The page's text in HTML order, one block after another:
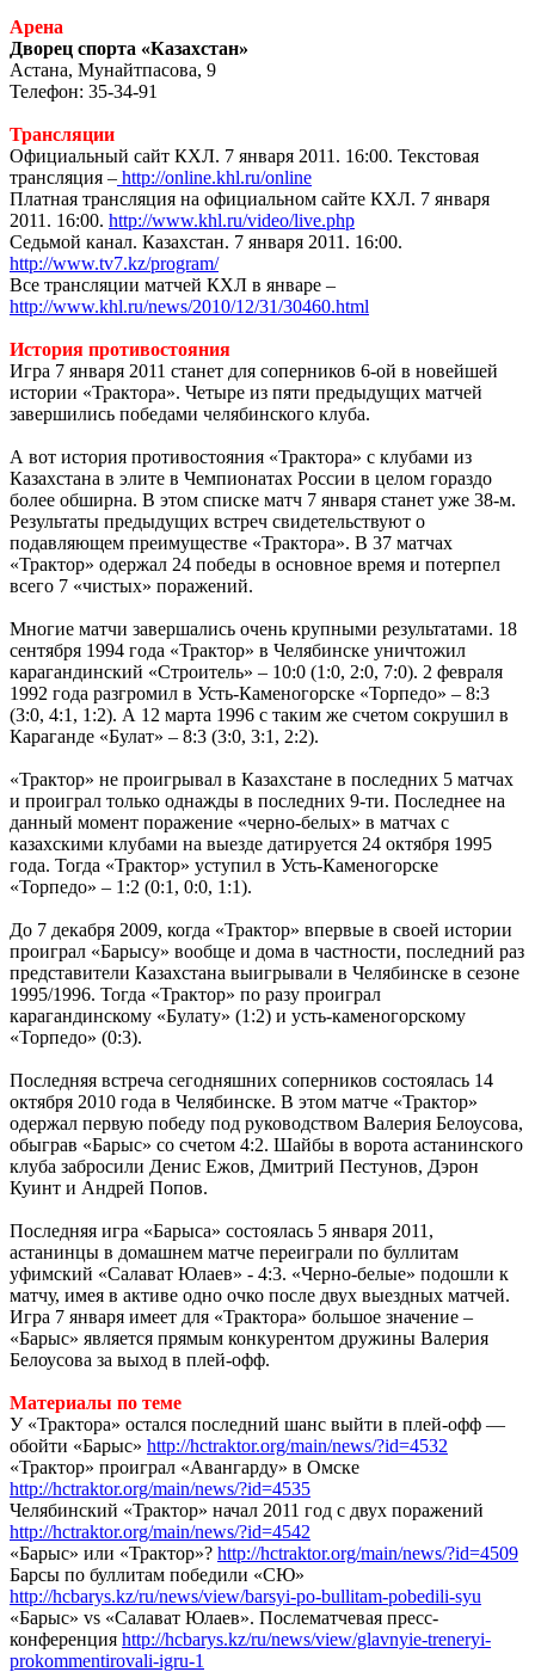
Арена
Дворец спорта «Казахстан»
Астана, Мунайтпасова, 9
Телефон: 35-34-91
Трансляции
Официальный сайт КХЛ. 7 января 2011. 16:00. Текстовая
трансляция – http://online.khl.ru/online
Платная трансляция на официальном сайте КХЛ. 7 января
2011. 16:00. http://www.khl.ru/video/live.php
Седьмой канал. Казахстан. 7 января 2011. 16:00.
http://www.tv7.kz/program/
Все трансляции матчей КХЛ в январе –
http://www.khl.ru/news/2010/12/31/30460.html
История противостояния
Игра 7 января 2011 станет для соперников 6-ой в новейшей
истории «Трактора». Четыре из пяти предыдущих матчей
завершились победами челябинского клуба.
А вот история противостояния «Трактора» с клубами из
Казахстана в элите в Чемпионатах России в целом гораздо
более обширна. В этом списке матч 7 января станет уже 38-м.
Результаты предыдущих встреч свидетельствуют о
подавляющем преимуществе «Трактора». В 37 матчах
«Трактор» одержал 24 победы в основное время и потерпел
всего 7 «чистых» поражений.
Многие матчи завершались очень крупными результатами. 18
сентября 1994 года «Трактор» в Челябинске уничтожил
карагандинский «Строитель» – 10:0 (1:0, 2:0, 7:0). 2 февраля
1992 года разгромил в Усть-Каменогорске «Торпедо» – 8:3
(3:0, 4:1, 1:2). А 12 марта 1996 с таким же счетом сокрушил в
Караганде «Булат» – 8:3 (3:0, 3:1, 2:2).
«Трактор» не проигрывал в Казахстане в последних 5 матчах
и проиграл только однажды в последних 9-ти. Последнее на
данный момент поражение «черно-белых» в матчах с
казахскими клубами на выезде датируется 24 октября 1995
года. Тогда «Трактор» уступил в Усть-Каменогорске
«Торпедо» – 1:2 (0:1, 0:0, 1:1).
До 7 декабря 2009, когда «Трактор» впервые в своей истории
проиграл «Барысу» вообще и дома в частности, последний раз
представители Казахстана выигрывали в Челябинске в сезоне
1995/1996. Тогда «Трактор» по разу проиграл
карагандинскому «Булату» (1:2) и усть-каменогорскому
«Торпедо» (0:3).
Последняя встреча сегодняшних соперников состоялась 14
октября 2010 года в Челябинске. В этом матче «Трактор»
одержал первую победу под руководством Валерия Белоусова,
обыграв «Барыс» со счетом 4:2. Шайбы в ворота астанинского
клуба забросили Денис Ежов, Дмитрий Пестунов, Дэрон
Куинт и Андрей Попов.
Последняя игра «Барыса» состоялась 5 января 2011,
астанинцы в домашнем матче переиграли по буллитам
уфимский «Салават Юлаев» - 4:3. «Черно-белые» подошли к
матчу, имея в активе одно очко после двух выездных матчей.
Игра 7 января имеет для «Трактора» большое значение –
«Барыс» является прямым конкурентом дружины Валерия
Белоусова за выход в плей-офф.
Материалы по теме
У «Трактора» остался последний шанс выйти в плей-офф —
обойти «Барыс» http://hctraktor.org/main/news/?id=4532
«Трактор» проиграл «Авангарду» в Омске
http://hctraktor.org/main/news/?id=4535
Челябинский «Трактор» начал 2011 год с двух поражений
http://hctraktor.org/main/news/?id=4542
«Барыс» или «Трактор»? http://hctraktor.org/main/news/?id=4509
Барсы по буллитам победили «СЮ»
http://hcbarys.kz/ru/news/view/barsyi-po-bullitam-pobedili-syu
«Барыс» vs «Салават Юлаев». Послематчевая пресс-
конференция http://hcbarys.kz/ru/news/view/glavnyie-treneryi-
prokommentirovali-igru-1